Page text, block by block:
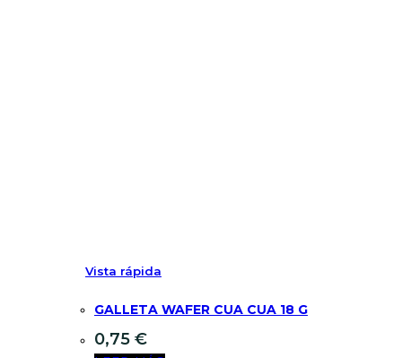
Vista rápida
GALLETA WAFER CUA CUA 18 G
0,75 €